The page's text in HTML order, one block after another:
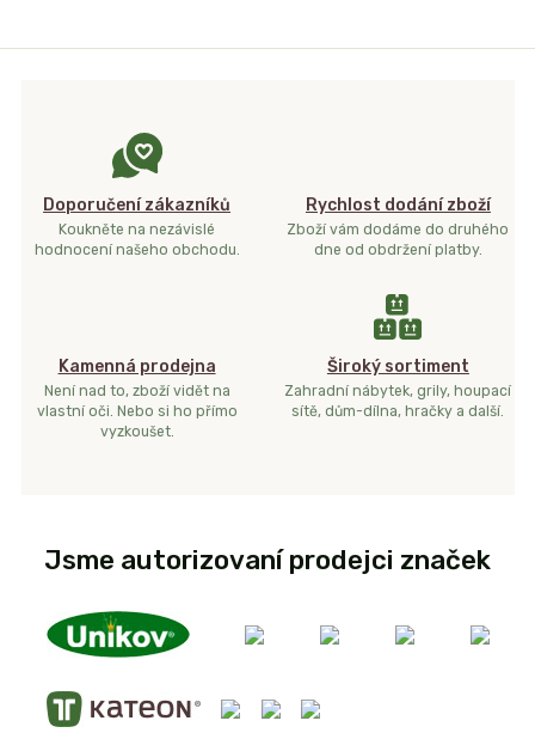
Doporučení zákazníků
Koukněte na nezávislé
hodnocení našeho obchodu.
Rychlost dodání zboží
Zboží vám dodáme do druhého
dne od obdržení platby.
Kamenná prodejna
Není nad to, zboží vidět na
vlastní oči. Nebo si ho přímo
vyzkoušet.
Široký sortiment
Zahradní nábytek, grily, houpací
sítě, dům-dílna, hračky a další.
Jsme autorizovaní prodejci značek